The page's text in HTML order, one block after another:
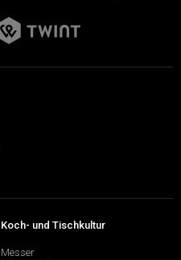
Koch- und Tischkultur
Messer